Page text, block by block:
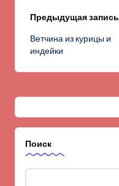
Навигация
записи
Предыдущая запись
Ветчина из курицы и
индейки
Поиск